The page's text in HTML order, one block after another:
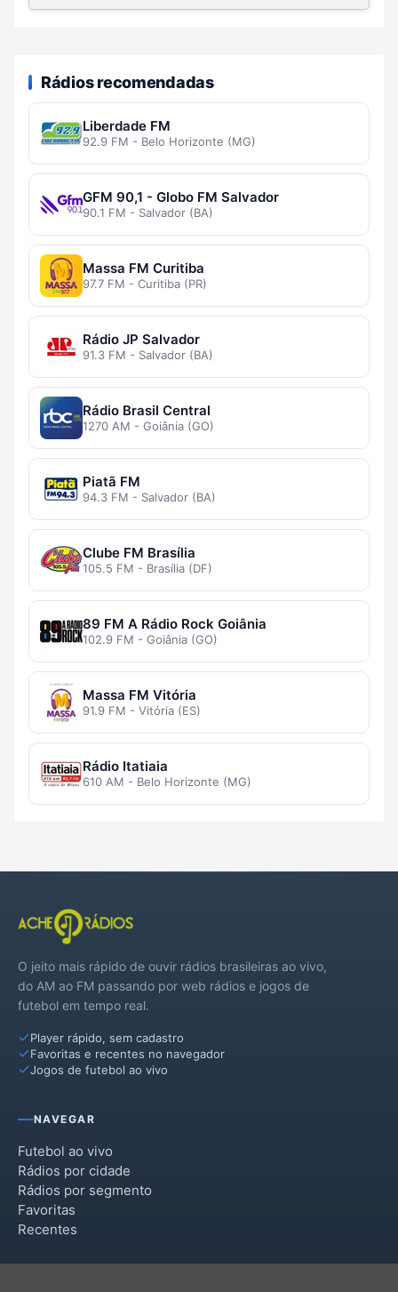
Rádios recomendadas
Liberdade FM
92.9 FM - Belo Horizonte (MG)
GFM 90,1 - Globo FM Salvador
90.1 FM - Salvador (BA)
Massa FM Curitiba
97.7 FM - Curitiba (PR)
Rádio JP Salvador
91.3 FM - Salvador (BA)
Rádio Brasil Central
1270 AM - Goiânia (GO)
Piatã FM
94.3 FM - Salvador (BA)
Clube FM Brasília
105.5 FM - Brasília (DF)
89 FM A Rádio Rock Goiânia
102.9 FM - Goiânia (GO)
Massa FM Vitória
91.9 FM - Vitória (ES)
Rádio Itatiaia
610 AM - Belo Horizonte (MG)
O jeito mais rápido de ouvir rádios brasileiras ao vivo,
do AM ao FM passando por web rádios e jogos de
futebol em tempo real.
Player rápido, sem cadastro
Favoritas e recentes no navegador
Jogos de futebol ao vivo
NAVEGAR
Futebol ao vivo
Rádios por cidade
Rádios por segmento
Favoritas
Recentes